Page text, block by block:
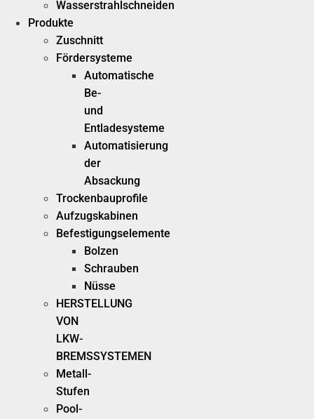
Wasserstrahlschneiden
Produkte
Zuschnitt
Fördersysteme
Automatische
Be-
und
Entladesysteme
Automatisierung
der
Absackung
Trockenbauprofile
Aufzugskabinen
Befestigungselemente
Bolzen
Schrauben
Nüsse
HERSTELLUNG
VON
LKW-
BREMSSYSTEMEN
Metall-
Stufen
Pool-